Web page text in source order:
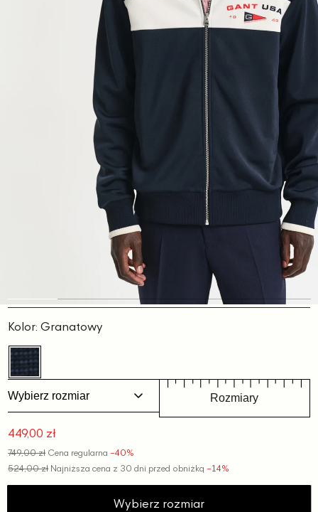
Slajd
Slajd
Slajd
Slajd
Kolor:Granatowy
Wybierz rozmiar Rozmiary
Cena
promocyjna
449,00 zł
749,00 zł Cena regularna −40%
524,00 złNajniższa cena z 30 dni przed obniżką−14%
Wybierz rozmiar